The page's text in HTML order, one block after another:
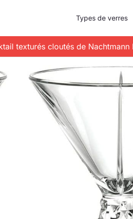
Types de verres
texturés cloutés de Nachtmann